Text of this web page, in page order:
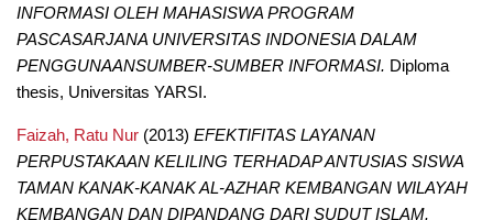
INFORMASI OLEH MAHASISWA PROGRAM
PASCASARJANA UNIVERSITAS INDONESIA DALAM
PENGGUNAANSUMBER-SUMBER INFORMASI. Diploma
thesis, Universitas YARSI.
Faizah, Ratu Nur(2013) EFEKTIFITAS LAYANAN
PERPUSTAKAAN KELILING TERHADAP ANTUSIAS SISWA
TAMAN KANAK-KANAK AL-AZHAR KEMBANGAN WILAYAH
KEMBANGAN DAN DIPANDANG DARI SUDUT ISLAM.